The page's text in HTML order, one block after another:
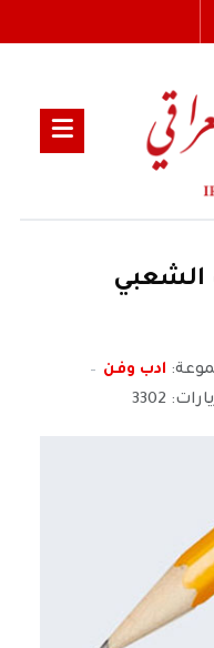
الشعبي
ادب وفن
3302